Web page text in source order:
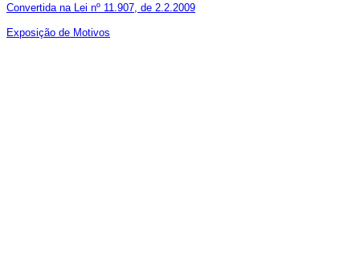
Convertida na Lei nº 11.907, de 2.2.2009
Exposição de Motivos